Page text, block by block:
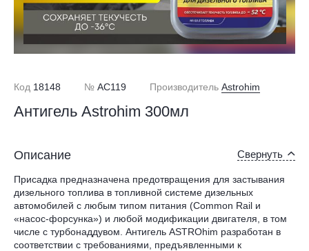
Код 18148 № AC119 Производитель Astrohim
Антигель Astrohim 300мл
Описание Свернуть
Присадка предназначена предотвращения для застывания
дизельного топлива в топливной системе дизельных
автомобилей с любым типом питания (Common Rail и
«насос-форсунка») и любой модификации двигателя, в том
числе с турбонаддувом. Антигель ASTROhim разработан в
соответствии с требованиями, предъявленными к